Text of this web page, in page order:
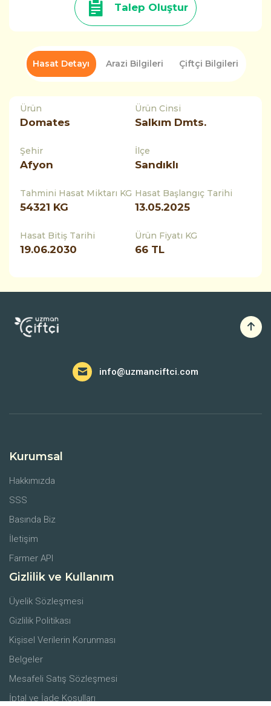
Talep Oluştur
Hasat Detayı Arazi Bilgileri Çiftçi Bilgileri
Ürün
Domates
Ürün Cinsi
Salkım Dmts.
Şehir
Afyon
İlçe
Sandıklı
Tahmini Hasat Miktarı KG
54321 KG
Hasat Başlangıç Tarihi
13.05.2025
Hasat Bitiş Tarihi
19.06.2030
Ürün Fiyatı KG
66 TL
info@uzmanciftci.com
Kurumsal
Hakkımızda
SSS
Basında Biz
İletişim
Farmer API
Gizlilik ve Kullanım
Üyelik Sözleşmesi
Gizlilik Politikası
Kişisel Verilerin Korunması
Belgeler
Mesafeli Satış Sözleşmesi
İptal ve İade Koşulları